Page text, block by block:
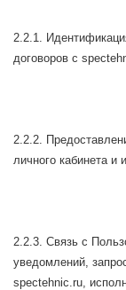
2.2.1.
договоров с
2.2.2.
личного кабинета и
2.2.3. Связь с
уведомлений,
spectehnic.ru,